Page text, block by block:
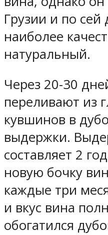
Грузии и по сей
наиболее
натуральный.
Через 20-30
переливают из
кувшинов в
выдержки.
составляет 2
новую бочку
каждые три
и вкус вина
обогатился